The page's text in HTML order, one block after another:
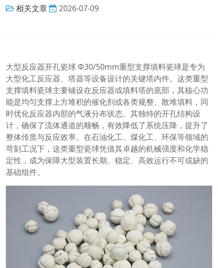
相关文章 2026-07-09
大型反应器开孔瓷球 Φ30/50mm重型支撑填料瓷球是专为
大型化工反应器、塔器等设备设计的关键塔内件。这类重型
支撑填料瓷球主要铺设在反应器或填料塔的底部，其核心功
能是均匀支撑上方堆积的催化剂或各类规整、散堆填料，同
时优化反应器内部的气液分布状态。其独特的开孔结构设
计，确保了流体通道的顺畅，有效降低了系统压降，提升了
整体传质与反应效率。在石油化工、煤化工、环保等领域的
苛刻工况下，这类重型瓷球凭借其卓越的机械强度和化学稳
定性，成为保障大型装置长期、稳定、高效运行不可或缺的
基础组件。